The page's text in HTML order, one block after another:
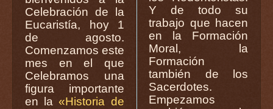
Celebración de la
Eucaristía, hoy 1
de agosto.
Comenzamos este
mes en el que
Celebramos una
figura importante
en la «Historia de
Y de todo su
trabajo que hacen
en la Formación
Moral, la
Formación
también de los
Sacerdotes.
Empezamos